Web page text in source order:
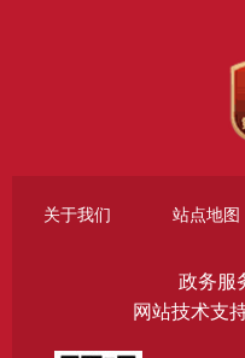
关于我们 站点地图
政务服
网站技术支